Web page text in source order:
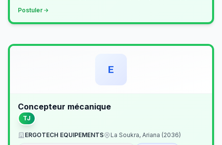
Postuler
E
Concepteur mécanique
TJ
ERGOTECH EQUIPEMENTS
La Soukra, Ariana (2036)